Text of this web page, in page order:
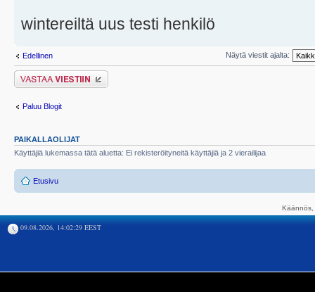
wintereiltä uus testi henkilö
Edellinen Näytä viestit ajalta:
Lähetä vastaus
Paluu Blogit
PAIKALLAOLIJAT
Käyttäjiä lukemassa tätä aluetta: Ei rekisteröityneitä käyttäjiä ja 2 vierailijaa
Etusivu
09.08.2026, 14:02:29 EEST